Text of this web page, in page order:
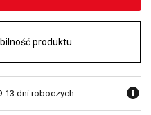
produktu
13 dni roboczych